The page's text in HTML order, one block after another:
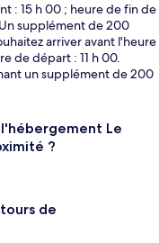
: 15 h 00 ; heure de fin de
supplément de 200
arriver avant l'heure
de départ : 11 h 00.
un supplément de 200
Le
?
de